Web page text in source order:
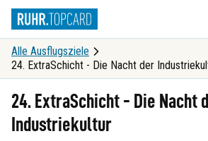
SucheAlle Ausflugsziele
24. ExtraSchicht - Die Nacht der
24. ExtraSchicht - Die Nacht
Industriekultur